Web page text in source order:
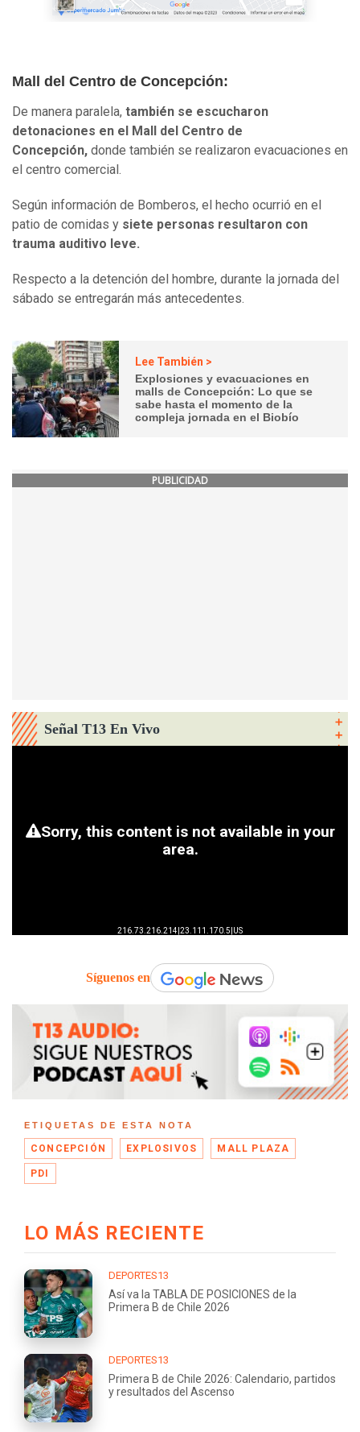
Mall del Centro de Concepción:
De manera paralela, también se escucharon
detonaciones en el Mall del Centro de
Concepción, donde también se realizaron evacuaciones en
el centro comercial.
Según información de Bomberos, el hecho ocurrió en el
patio de comidas y siete personas resultaron con
trauma auditivo leve.
Respecto a la detención del hombre, durante la jornada del
sábado se entregarán más antecedentes.
Lee También >
Explosiones y evacuaciones en
malls de Concepción: Lo que se
sabe hasta el momento de la
compleja jornada en el Biobío
PUBLICIDAD
Señal T13 En Vivo
Síguenos en
ETIQUETAS DE ESTA NOTA
CONCEPCIÓN EXPLOSIVOS MALL PLAZA
PDI
LO MÁS RECIENTE
DEPORTES13
Así va la TABLA DE POSICIONES de la
Primera B de Chile 2026
DEPORTES13
Primera B de Chile 2026: Calendario, partidos
y resultados del Ascenso